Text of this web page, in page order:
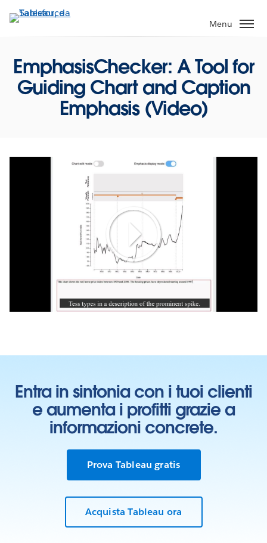
Passa
Menu
EmphasisChecker: A Tool for
Guiding Chart and Caption
Emphasis (Video)
Play
Video
Entra in sintonia con i tuoi clienti
e aumenta i profitti grazie a
informazioni concrete.
Prova Tableau gratis
Acquista Tableau ora